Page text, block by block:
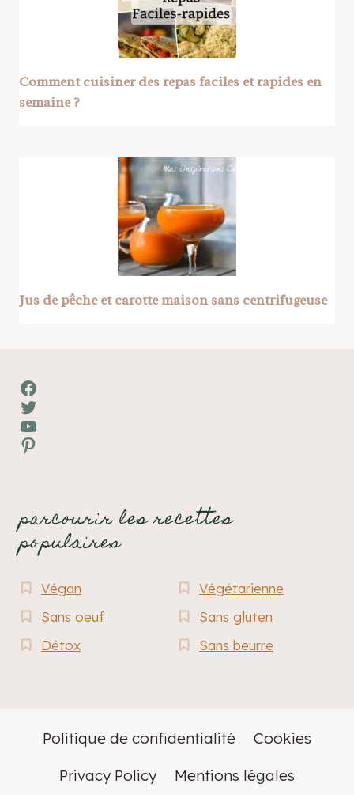
Comment cuisiner des repas faciles et rapides en
semaine ?
Jus de pêche et carotte maison sans centrifugeuse
Facebook
Twitter
YouTube
Pinterest
parcourir les recettes
populaires
Végan
Végétarienne
Sans oeuf
Sans gluten
Détox
Sans beurre
Politique de confidentialité
Cookies
Privacy Policy
Mentions légales